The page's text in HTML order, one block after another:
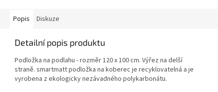
Popis Diskuze
Detailní popis produktu
Podložka na podlahu - rozměr 120 x 100 cm. Výřez na delší
straně. smartmatt podložka na koberec je recyklovatelná a je
vyrobena z ekologicky nezávadného polykarbonátu.